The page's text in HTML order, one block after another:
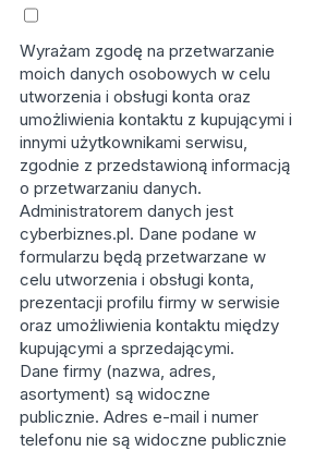
Wyrażam zgodę na przetwarzanie
moich danych osobowych w celu
utworzenia i obsługi konta oraz
umożliwienia kontaktu z kupującymi i
innymi użytkownikami serwisu,
zgodnie z przedstawioną informacją
o przetwarzaniu danych.
Administratorem danych jest
cyberbiznes.pl. Dane podane w
formularzu będą przetwarzane w
celu utworzenia i obsługi konta,
prezentacji profilu firmy w serwisie
oraz umożliwienia kontaktu między
kupującymi a sprzedającymi.
Dane firmy (nazwa, adres,
asortyment) są widoczne
publicznie. Adres e-mail i numer
telefonu nie są widoczne publicznie